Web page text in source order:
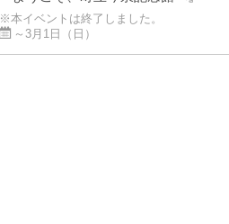
※本イベントは終了しました。
～3月1日（日）